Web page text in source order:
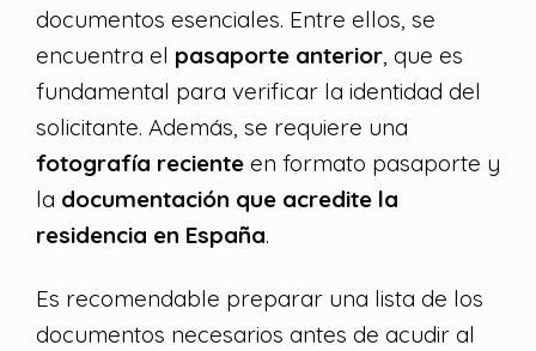
documentos esenciales. Entre ellos, se
encuentra el pasaporte anterior, que es
fundamental para verificar la identidad del
solicitante. Además, se requiere una
fotografía reciente en formato pasaporte y
la documentación que acredite la
residencia en España.
Es recomendable preparar una lista de los
documentos necesarios antes de acudir al